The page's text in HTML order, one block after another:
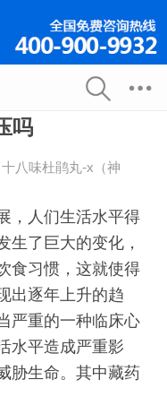
吗
十八味杜鹃丸-x（神
人们生活水平得
生了巨大的变化，
食习惯，这就使得
出逐年上升的趋
严重的一种临床心
水平造成严重影
胁生命。其中藏药